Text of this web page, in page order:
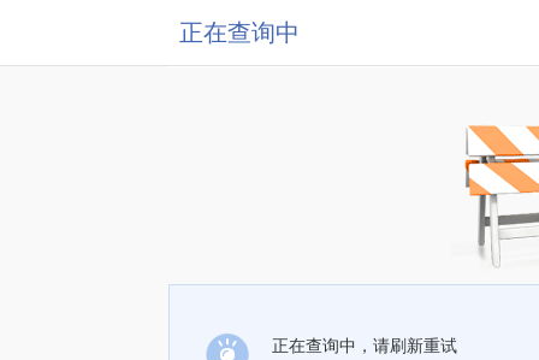
正在查询中
正在查询中，请刷新重试